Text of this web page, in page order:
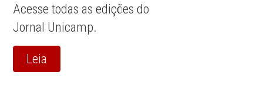
Acesse todas as edições do
Jornal Unicamp.
Leia